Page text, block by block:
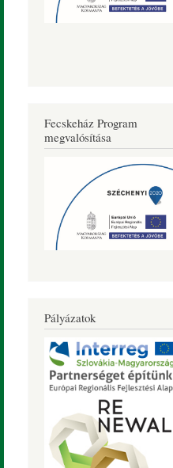
Fecskeház Program
megvalósítása
Pályázatok